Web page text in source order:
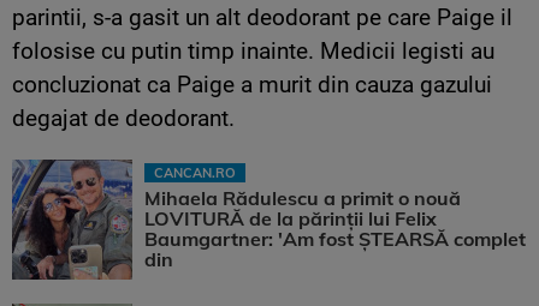
parintii, s-a gasit un alt deodorant pe care Paige il
folosise cu putin timp inainte. Medicii legisti au
concluzionat ca Paige a murit din cauza gazului
degajat de deodorant.
CANCAN.RO
Mihaela Rădulescu a primit o nouă
LOVITURĂ de la părinții lui Felix
Baumgartner: 'Am fost ȘTEARSĂ complet
din